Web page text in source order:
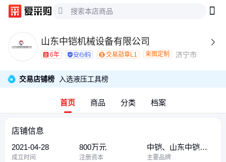
山东中铠机械设备有限公司 
6年 交易勋章L1 来图定制 济宁市
交易店铺榜 入选液压工具榜
首页 商品 分类 档案
店铺信息
2021-04-28
成立时间
800万元
注册资本
中铠、山东中铠、
茂辰
主要品牌